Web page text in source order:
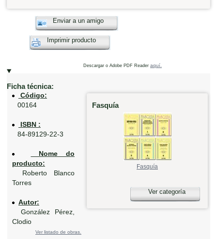
Enviar a un amigo
Imprimir producto
Descargar o Adobe PDF Reader aquí.
Ficha técnica:
Fasquía
Fasquía
Ver categoría
Código:
00164
ISBN :
84-89129-22-3
Nome do
producto:
Roberto Blanco
Torres
Autor:
González Pérez,
Clodio
Ver listado de obras.